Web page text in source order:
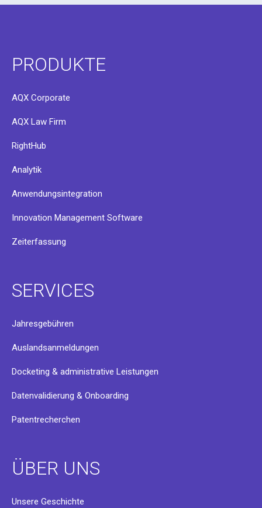
PRODUKTE
AQX Corporate
AQX Law Firm
RightHub
Analytik
Anwendungsintegration
Innovation Management Software
Zeiterfassung
SERVICES
Jahresgebühren
Auslandsanmeldungen
Docketing & administrative Leistungen
Datenvalidierung & Onboarding
Patentrecherchen
ÜBER UNS
Unsere Geschichte